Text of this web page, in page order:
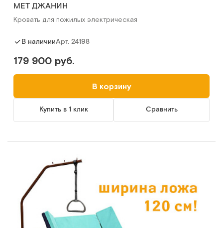
MET ДЖАНИН
Кровать для пожилых электрическая
В наличииАрт. 24198
179 900 руб.
В корзину
Купить в 1 клик Сравнить